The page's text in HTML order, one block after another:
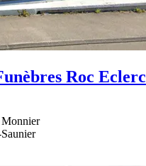
Roc Eclerc
Monnier